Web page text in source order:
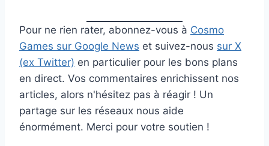
Pour ne rien rater, abonnez-vous à Cosmo
Games sur Google News et suivez-nous sur X
(ex Twitter) en particulier pour les bons plans
en direct. Vos commentaires enrichissent nos
articles, alors n'hésitez pas à réagir ! Un
partage sur les réseaux nous aide
énormément. Merci pour votre soutien !